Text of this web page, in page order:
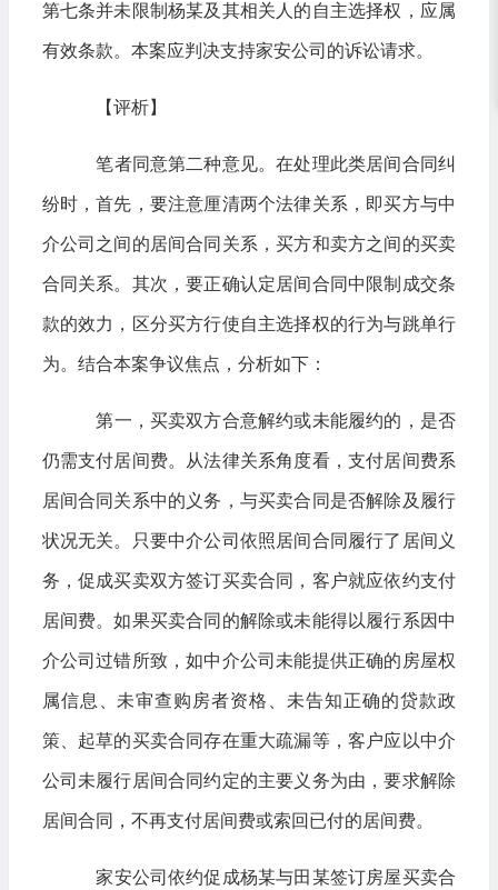
第七条并未限制杨某及其相关人的自主选择权，应属
有效条款。本案应判决支持家安公司的诉讼请求。
【评析】
笔者同意第二种意见。在处理此类居间合同纠
纷时，首先，要注意厘清两个法律关系，即买方与中
介公司之间的居间合同关系，买方和卖方之间的买卖
合同关系。其次，要正确认定居间合同中限制成交条
款的效力，区分买方行使自主选择权的行为与跳单行
为。结合本案争议焦点，分析如下：
第一，买卖双方合意解约或未能履约的，是否
仍需支付居间费。从法律关系角度看，支付居间费系
居间合同关系中的义务，与买卖合同是否解除及履行
状况无关。只要中介公司依照居间合同履行了居间义
务，促成买卖双方签订买卖合同，客户就应依约支付
居间费。如果买卖合同的解除或未能得以履行系因中
介公司过错所致，如中介公司未能提供正确的房屋权
属信息、未审查购房者资格、未告知正确的贷款政
策、起草的买卖合同存在重大疏漏等，客户应以中介
公司未履行居间合同约定的主要义务为由，要求解除
居间合同，不再支付居间费或索回已付的居间费。
家安公司依约促成杨某与田某签订房屋买卖合